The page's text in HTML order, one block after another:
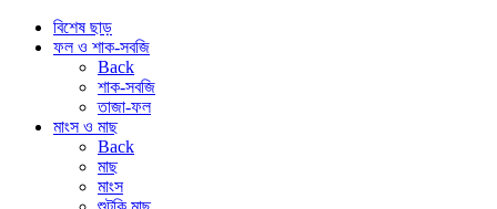
বিশেষ ছাড়
ফল ও শাক-সবজি
Back
শাক-সবজি
তাজা-ফল
মাংস ও মাছ
Back
মাছ
মাংস